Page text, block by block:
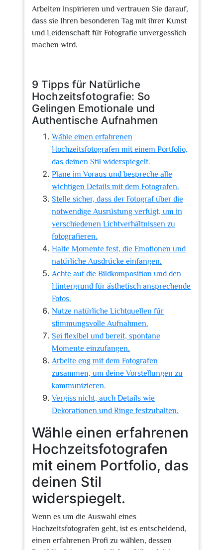
Arbeiten inspirieren und vertrauen Sie darauf,
dass sie Ihren besonderen Tag mit ihrer Kunst
und Leidenschaft für Fotografie unvergesslich
machen wird.
9 Tipps für Natürliche
Hochzeitsfotografie: So
Gelingen Emotionale und
Authentische Aufnahmen
Wähle einen erfahrenen
Hochzeitsfotografen mit einem Portfolio,
das deinen Stil widerspiegelt.
Plane im Voraus und bespreche alle
wichtigen Details mit dem Fotografen.
Stelle sicher, dass der Fotograf über die
notwendige Ausrüstung verfügt, um in
verschiedenen Lichtverhältnissen zu
fotografieren.
Halte Momente fest, die Emotionen und
natürliche Ausdrücke einfangen.
Achte auf die Bildkomposition und den
Hintergrund für ästhetisch ansprechende
Fotos.
Nutze natürliche Lichtquellen für
stimmungsvolle Aufnahmen.
Sei flexibel und bereit, spontane
Momente einzufangen.
Arbeite eng mit dem Fotografen
zusammen, um deine Vorstellungen zu
kommunizieren.
Vergiss nicht, auch Details wie
Dekorationen und Ringe festzuhalten.
Wähle einen erfahrenen
Hochzeitsfotografen
mit einem Portfolio, das
deinen Stil
widerspiegelt.
Wenn es um die Auswahl eines
Hochzeitsfotografen geht, ist es entscheidend,
einen erfahrenen Profi zu wählen, dessen